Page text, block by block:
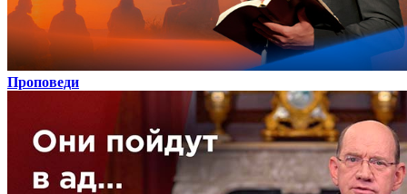
Проповеди